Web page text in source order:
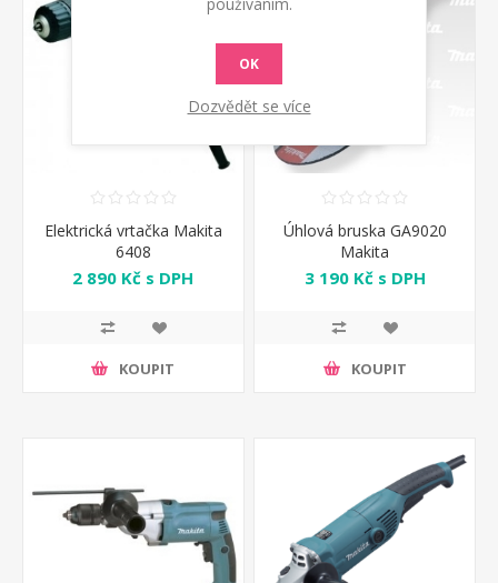
Elektrická vrtačka Makita
6408
2 890 Kč s DPH
KOUPIT
Úhlová bruska GA9020
Makita
3 190 Kč s DPH
KOUPIT
OK
Dozvědět se více